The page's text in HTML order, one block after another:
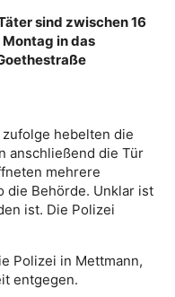
sind zwischen 16
Montag in das
zufolge hebelten die
anschließend die Tür
mehrere
die Behörde. Unklar ist
ist. Die Polizei
Polizei in Mettmann,
entgegen.